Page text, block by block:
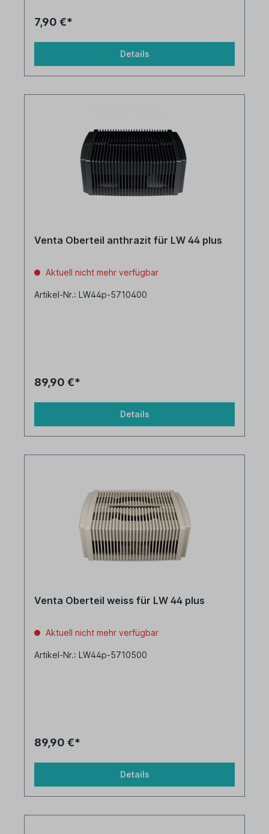
7,90 €*
Details
Venta Oberteil anthrazit für LW 44 plus
Aktuell nicht mehr verfügbar
Artikel-Nr.: LW44p-5710400
89,90 €*
Details
Venta Oberteil weiss für LW 44 plus
Aktuell nicht mehr verfügbar
Artikel-Nr.: LW44p-5710500
89,90 €*
Details